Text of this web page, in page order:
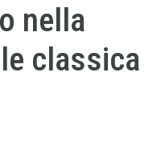
nella
classica